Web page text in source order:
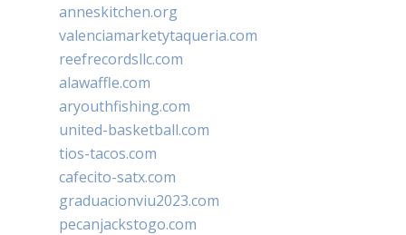
anneskitchen.org
valenciamarketytaqueria.com
reefrecordsllc.com
alawaffle.com
aryouthfishing.com
united-basketball.com
tios-tacos.com
cafecito-satx.com
graduacionviu2023.com
pecanjackstogo.com